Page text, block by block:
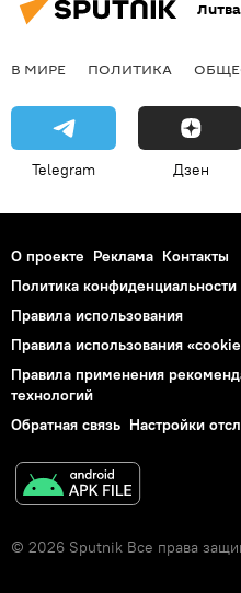
Литва
В МИРЕ ПОЛИТИКА
Telegram Дзен
О проекте Реклама Контакты
Политика конфиденциальности
Правила использования
Правила использования
Правила применения
технологий
Обратная связь Настройки
© 2026 Sputnik Все права